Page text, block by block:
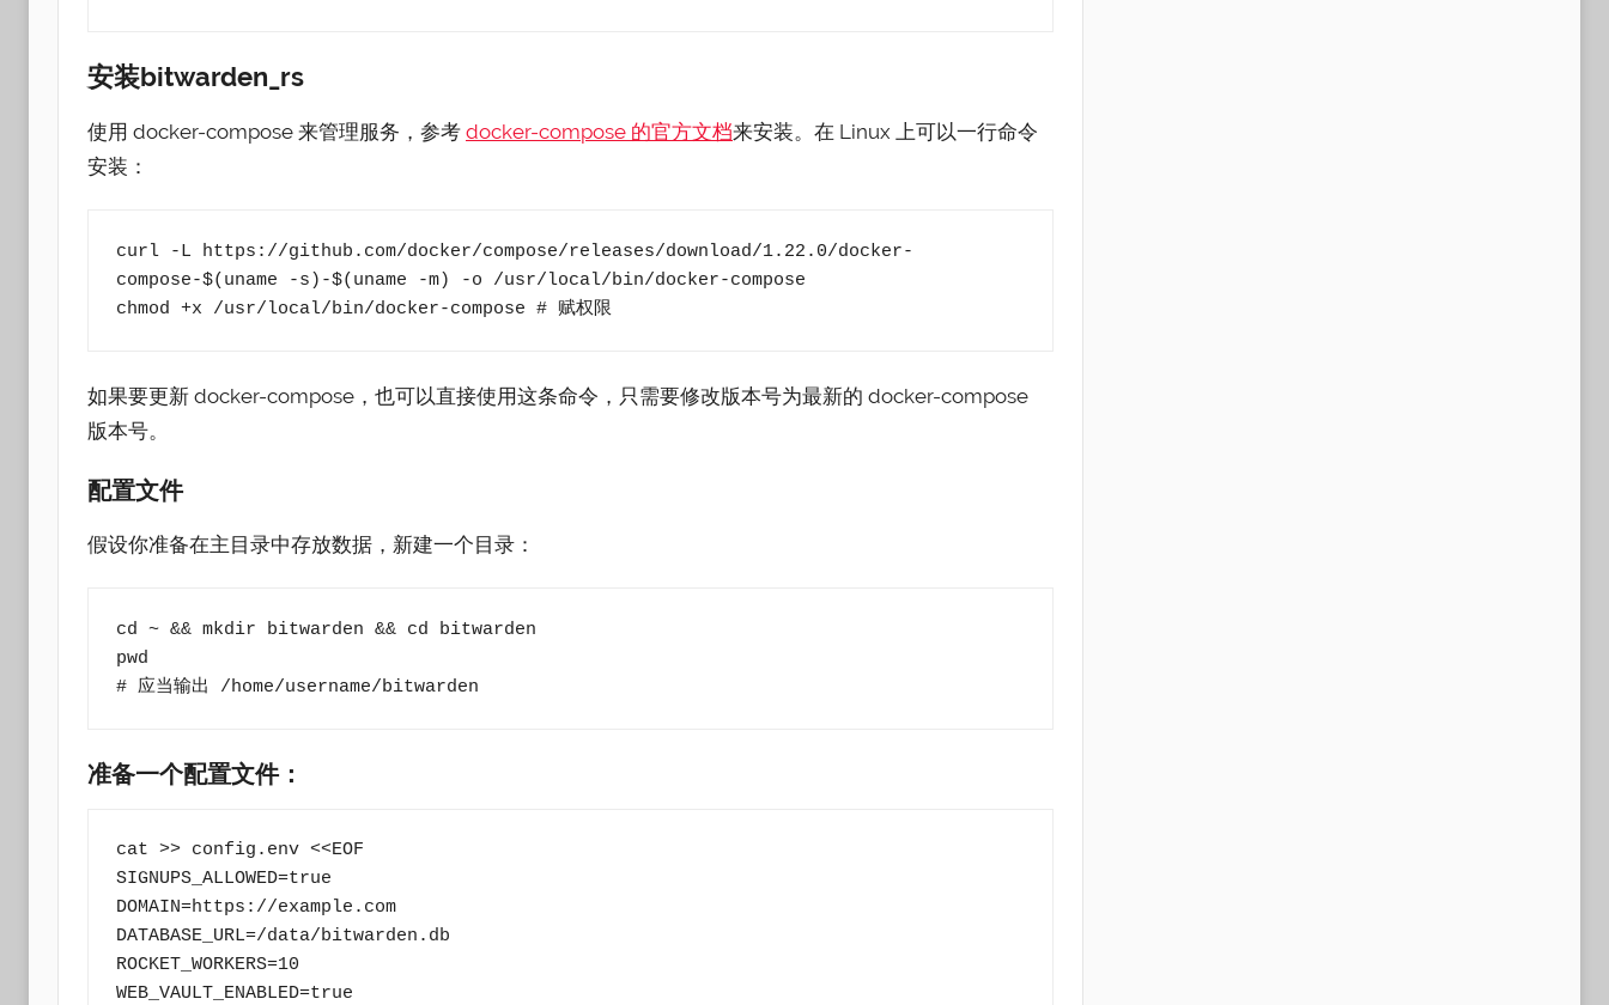
安装bitwarden_rs
使用 docker-compose 来管理服务，参考 docker-compose 的官方文档来安装。在 Linux 上可以一行命令
安装：
curl -L https://github.com/docker/compose/releases/download/1.22.0/docker-
compose-$(uname -s)-$(uname -m) -o /usr/local/bin/docker-compose
chmod +x /usr/local/bin/docker-compose # 赋权限
如果要更新 docker-compose，也可以直接使用这条命令，只需要修改版本号为最新的 docker-compose
版本号。
配置文件
假设你准备在主目录中存放数据，新建一个目录：
cd ~ && mkdir bitwarden && cd bitwarden
pwd
# 应当输出 /home/username/bitwarden
准备一个配置文件：
cat >> config.env <<EOF
SIGNUPS_ALLOWED=true
DOMAIN=https://example.com
DATABASE_URL=/data/bitwarden.db
ROCKET_WORKERS=10
WEB_VAULT_ENABLED=true